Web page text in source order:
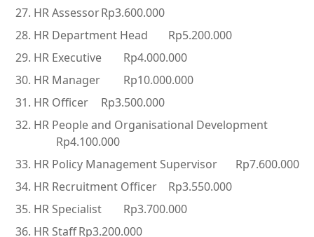
HR AssessorRp3.600.000
HR Department Head
Rp5.200.000
HR Executive
Rp4.000.000
HR Manager
Rp10.000.000
HR Officer
Rp3.500.000
HR People and Organisational Development
Rp4.100.000
HR Policy Management Supervisor
Rp7.600.000
HR Recruitment Officer
Rp3.550.000
HR Specialist
Rp3.700.000
HR StaffRp3.200.000